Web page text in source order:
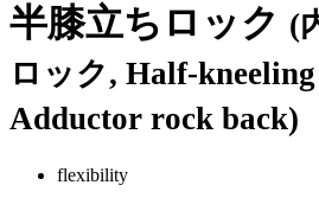
半膝立ちロック (
ロック, Half-
Adductor rock back)
flexibility